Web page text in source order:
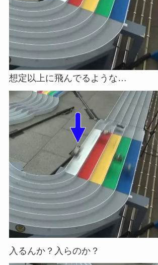
想定以上に飛んでるような…
入るんか？入らのか？